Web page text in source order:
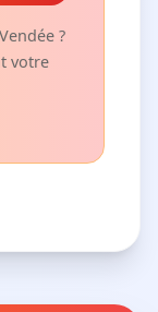
?
votre